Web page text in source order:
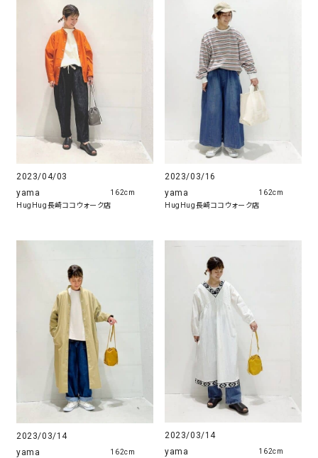
2023/04/03
yama
HugHug長崎ココウォーク店
162cm
2023/03/16
yama
HugHug長崎ココウォーク店
162cm
2023/03/14
yama
162cm
2023/03/14
yama
162cm